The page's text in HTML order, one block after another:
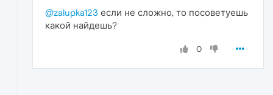
@zalupka123 если не сложно, то посоветуешь
какой найдешь?
0